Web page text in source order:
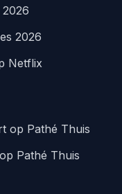
2026
2026
Netflix
op Pathé Thuis
Pathé Thuis